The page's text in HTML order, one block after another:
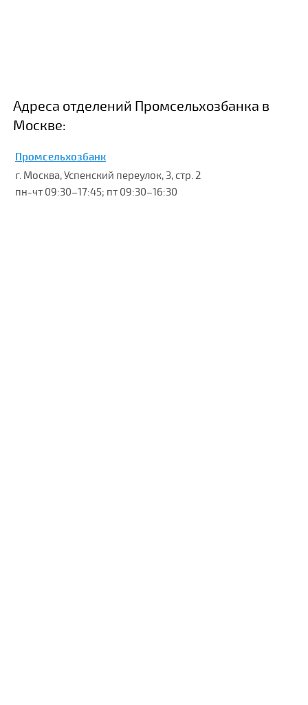
Адреса отделений Промсельхозбанка в
Москве:
Промсельхозбанк
г. Москва, Успенский переулок, 3, стр. 2
пн-чт 09:30–17:45; пт 09:30–16:30